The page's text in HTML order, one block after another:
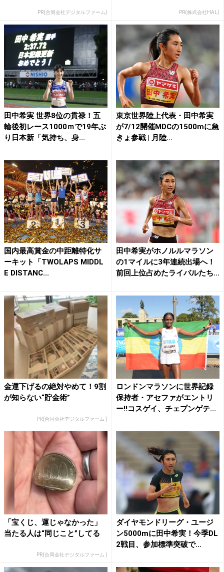
PR(合同会社デジタルファーム) PR(株式会社HAL)
田中希実 世界8位の貫禄！五
輪後初レース1000ｍで19年ぶ
り日本新「気持ち、身...
東京世界陸上代表・田中希実
が7/12開催MDCの1500mに急
きょ参戦 | 月陸...
国内最高賞金の中距離特化サ
ーキット「TWOLAPS MIDDL
E DISTANC...
田中希実がホノルルマラソン
の1マイルに3年連続出場へ！
前回上位占めたライバルたち...
金運下げるの絶対やめて！9割
が知らない“貯金術”
PR(合同会社デジタルファーム )
ロンドンマラソンに世界記録
保持者・アセファがエントリ
ー!!コスゲイ、チェプンゲテ...
「宝くじ、運じゃなかった」
当たる人は“同じこと”してる
PR(合同会社デジタルファーム )
ダイヤモンドリーグ・ユージ
ン5000mに田中希実！今季DL
2戦目、参加標準突破で...